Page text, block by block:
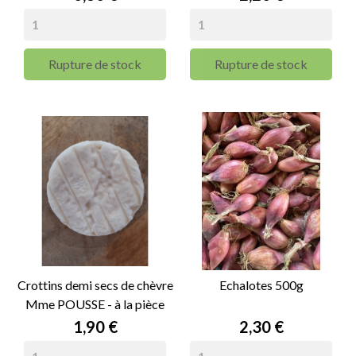
Rupture de stock Rupture de stock
Crottins demi secs de chèvre
Mme POUSSE - à la pièce
Prix
1,90 €
Echalotes 500g
Prix
2,30 €